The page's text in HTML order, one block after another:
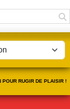
POUR RUGIR DE PLAISIR !